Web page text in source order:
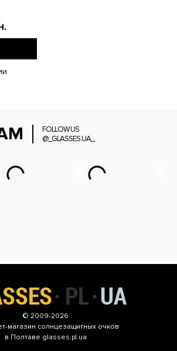
FOLLOW US
@_GLASSES.UA_
© 2009-2026
магазин солнцезащитных очков
в Полтаве glasses.pl.ua